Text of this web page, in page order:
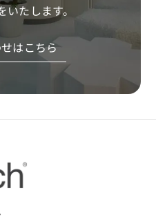
たします。
はこちら